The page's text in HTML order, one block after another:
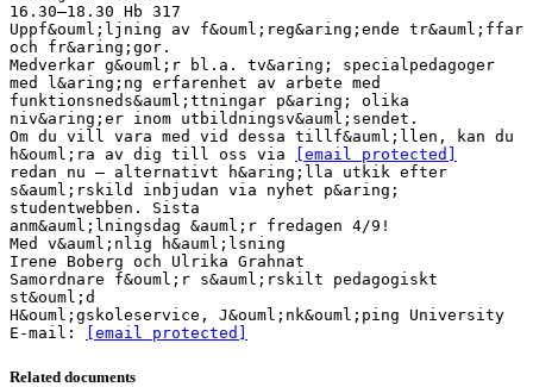
16.30–18.30 Hb 317
Uppf&ouml;ljning av f&ouml;reg&aring;ende tr&auml;ffar
och fr&aring;gor.
Medverkar g&ouml;r bl.a. tv&aring; specialpedagoger
med l&aring;ng erfarenhet av arbete med
funktionsneds&auml;ttningar p&aring; olika
niv&aring;er inom utbildningsv&auml;sendet.
Om du vill vara med vid dessa tillf&auml;llen, kan du
h&ouml;ra av dig till oss via
[email protected]
redan nu – alternativt h&aring;lla utkik efter
s&auml;rskild inbjudan via nyhet p&aring;
studentwebben. Sista
anm&auml;lningsdag &auml;r fredagen 4/9!
Med v&auml;nlig h&auml;lsning
Irene Boberg och Ulrika Grahnat
Samordnare f&ouml;r s&auml;rskilt pedagogiskt
st&ouml;d
H&ouml;gskoleservice, J&ouml;nk&ouml;ping University
E-mail:
[email protected]
Related documents